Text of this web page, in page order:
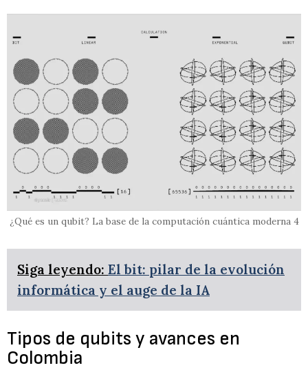
¿Qué es un qubit? La base de la computación cuántica moderna 4
Siga leyendo: El bit: pilar de la evolución
informática y el auge de la IA
Tipos de qubits y avances en
Colombia